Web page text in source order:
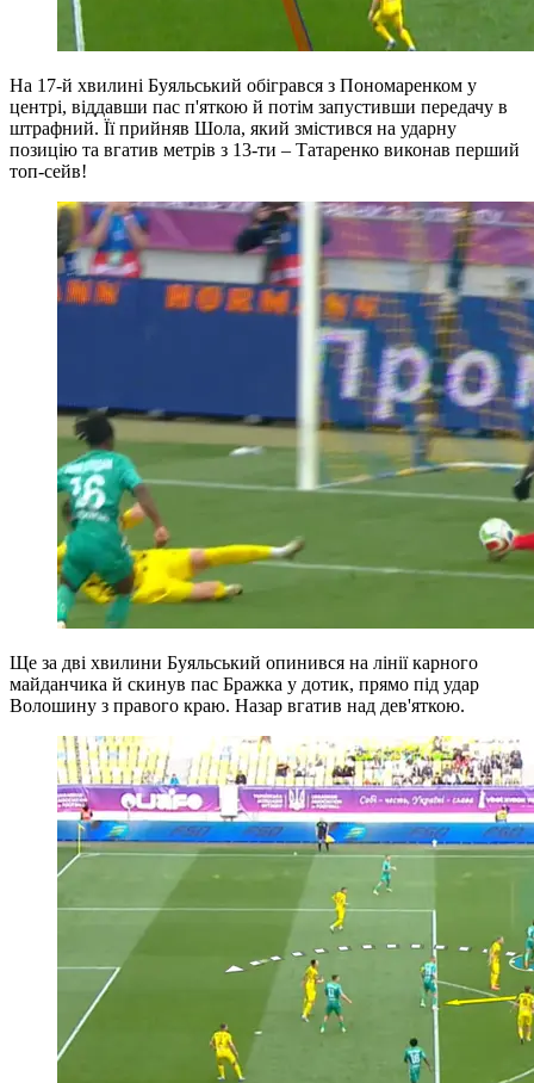
На 17-й хвилині Буяльський обігрався з Пономаренком у
центрі, віддавши пас п'яткою й потім запустивши передачу в
штрафний. Її прийняв Шола, який змістився на ударну
позицію та вгатив метрів з 13-ти – Татаренко виконав перший
топ-сейв!
Ще за дві хвилини Буяльський опинився на лінії карного
майданчика й скинув пас Бражка у дотик, прямо під удар
Волошину з правого краю. Назар вгатив над дев'яткою.